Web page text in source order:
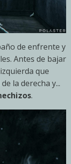
de enfrente y
Antes de bajar
que
la derecha y...
.